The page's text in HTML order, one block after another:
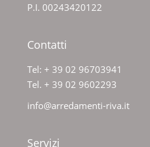
P.I. 00243420122
Contatti
Tel: + 39 02 96703941
Tel. + 39 02 9602293
info@arredamenti-riva.it
Servizi